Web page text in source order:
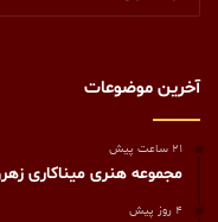
آخرین موضوعات
21 ساعت پیش
مجموعه هنری میناکاری
4 روز پیش